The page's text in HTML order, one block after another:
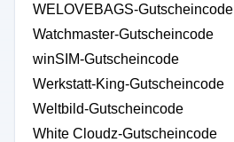
WELOVEBAGS-Gutscheincode
Watchmaster-Gutscheincode
winSIM-Gutscheincode
Werkstatt-King-Gutscheincode
Weltbild-Gutscheincode
White Cloudz-Gutscheincode